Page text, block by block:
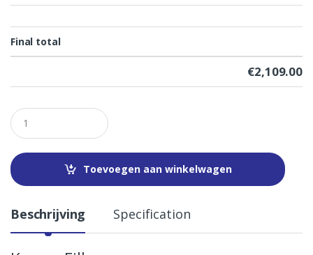
Final total
€2,109.00
Q
u
a
t
i
Toevoegen aan winkelwagen
Beschrijving Specification